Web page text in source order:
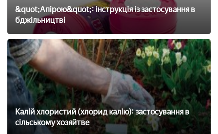
&quot;Апірою&quot;: інструкція із застосування в
бджільництві
Калій хлористий (хлорид калію): застосування в
сільському хозяйтве